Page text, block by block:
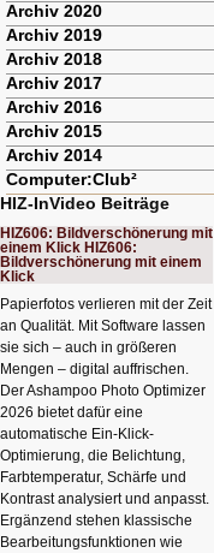
Archiv 2020
Archiv 2019
Archiv 2018
Archiv 2017
Archiv 2016
Archiv 2015
Archiv 2014
Computer:Club²
HIZ-InVideo Beiträge
HIZ606: Bildverschönerung mit
einem Klick HIZ606:
Bildverschönerung mit einem
Klick
Papierfotos verlieren mit der Zeit
an Qualität. Mit Software lassen
sie sich – auch in größeren
Mengen – digital auffrischen.
Der Ashampoo Photo Optimizer
2026 bietet dafür eine
automatische Ein-Klick-
Optimierung, die Belichtung,
Farbtemperatur, Schärfe und
Kontrast analysiert und anpasst.
Ergänzend stehen klassische
Bearbeitungsfunktionen wie